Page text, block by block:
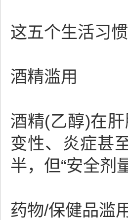
这五个生活习
酒精滥用
酒精(乙醇)在
变性、炎症甚
半，但“安全剂
药物/保健品滥